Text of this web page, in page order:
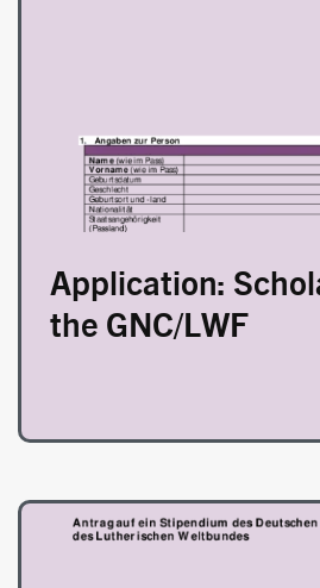
Application:
the GNC/LWF
Image